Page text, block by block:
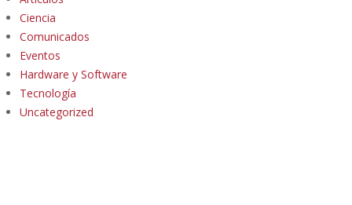
Ciencia
Comunicados
Eventos
Hardware y Software
Tecnología
Uncategorized